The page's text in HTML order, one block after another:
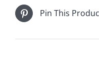
Pin This